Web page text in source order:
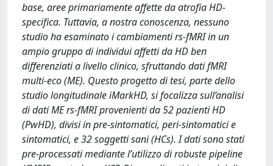
base, aree primariamente affette da atrofia HD-
specifica. Tuttavia, a nostra conoscenza, nessuno
studio ha esaminato i cambiamenti rs-fMRI in un
ampio gruppo di individui affetti da HD ben
differenziati a livello clinico, sfruttando dati fMRI
multi-eco (ME). Questo progetto di tesi, parte dello
studio longitudinale iMarkHD, si focalizza sull’analisi
di dati ME rs-fMRI provenienti da 52 pazienti HD
(PwHD), divisi in pre-sintomatici, peri-sintomatici e
sintomatici, e 32 soggetti sani (HCs). I dati sono stati
pre-processati mediante l’utilizzo di robuste pipeline